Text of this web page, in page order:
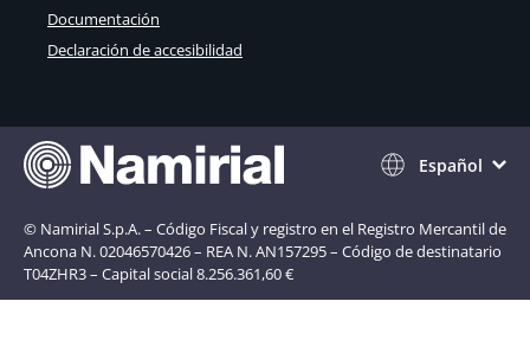
Documentación
Declaración de accesibilidad
Español
© Namirial S.p.A. – Código Fiscal y registro en el Registro Mercantil de
Ancona N. 02046570426 – REA N. AN157295 – Código de destinatario
T04ZHR3 – Capital social 8.256.361,60 €